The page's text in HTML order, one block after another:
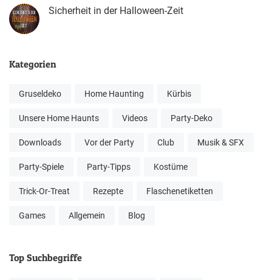
Sicherheit in der Halloween-Zeit
Kategorien
Gruseldeko Home Haunting Kürbis
Unsere Home Haunts Videos Party-Deko
Downloads Vor der Party Club Musik & SFX
Party-Spiele Party-Tipps Kostüme
Trick-Or-Treat Rezepte Flaschenetiketten
Games Allgemein Blog
Top Suchbegriffe